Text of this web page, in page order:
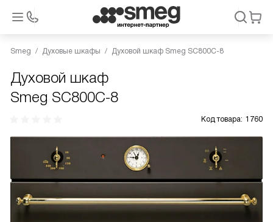
Smeg Духовые шкафы Духовой шкаф Smeg SC800C-8
Духовой шкаф
Smeg SC800C-8
Код товара: 1760